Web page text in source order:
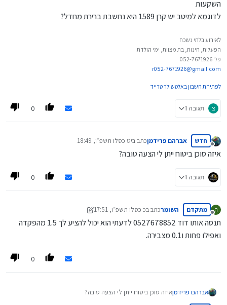
השקעות
לדוגמא למיטב יש קרן 1589 היא נחשבת ברירת מחדל?
לאירוע בלתי נשכח
הפעלות, חינות, בת מצוות, ימי הולדת
פל' 052-7671926
r052-7671926@gmail.com
לפתיחת חשבון באלטשולר טרייד
צ תגובה 1 0
מנותק
חדש אברהם פרידמןכתב ביט כסלו תשפ״ו, 18:49
נערך לאחרונה על ידי
איזה סוכן ביטוח ייתן לי הצעה טובה?
תגובה 1 0
ה
מנותק
מתקדם השומרכתב בכ כסלו תשפ״ו, 17:51
נערך לאחרונה על ידי השומר
תנסה אותו דוד 0527678852 לדעתי הוא יכול להציע לך 1.5 מהפקדה
ואפילו פחות ו0.1 מצבירה.
0
אברהם פרידמןאיזה סוכן ביטוח ייתן לי הצעה טובה?